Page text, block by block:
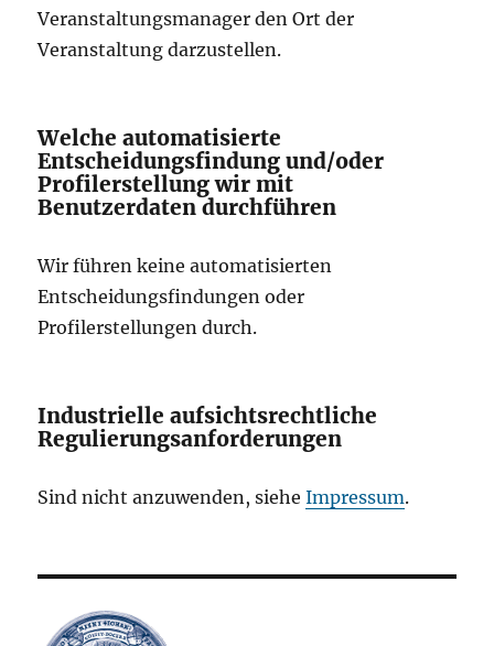
Veranstaltungsmanager den Ort der
Veranstaltung darzustellen.
Welche automatisierte
Entscheidungsfindung und/oder
Profilerstellung wir mit
Benutzerdaten durchführen
Wir führen keine automatisierten
Entscheidungsfindungen oder
Profilerstellungen durch.
Industrielle aufsichtsrechtliche
Regulierungsanforderungen
Sind nicht anzuwenden, sieheImpressum.